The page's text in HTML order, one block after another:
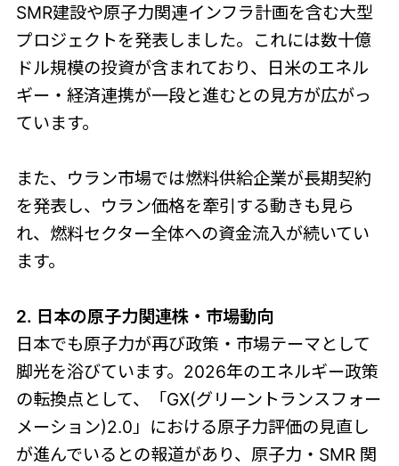
SMR建設や原子力関連インフラ計画を含む大型
プロジェクトを発表しました。これには数十億
ドル規模の投資が含まれており、日米のエネル
ギー・経済連携が一段と進むとの見方が広がっ
ています。
また、ウラン市場では燃料供給企業が長期契約
を発表し、ウラン価格を牽引する動きも見ら
れ、燃料セクター全体への資金流入が続いてい
ます。
2. 日本の原子力関連株・市場動向
日本でも原子力が再び政策・市場テーマとして
脚光を浴びています。2026年のエネルギー政策
の転換点として、「GX(グリーントランスフォー
メーション)2.0」における原子力評価の見直し
が進んでいるとの報道があり、原子力・SMR 関